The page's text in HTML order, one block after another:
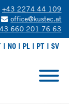
+43 2274 44 109
office@kustec.at
660 201 76 63
NO PL PT SV